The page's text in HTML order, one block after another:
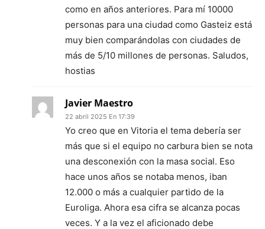
como en años anteriores. Para mí 10000
personas para una ciudad como Gasteiz está
muy bien comparándolas con ciudades de
más de 5/10 millones de personas. Saludos,
hostias
Javier Maestro
22 abril 2025 En 17:39
Yo creo que en Vitoria el tema debería ser
más que si el equipo no carbura bien se nota
una desconexión con la masa social. Eso
hace unos años se notaba menos, iban
12.000 o más a cualquier partido de la
Euroliga. Ahora esa cifra se alcanza pocas
veces. Y a la vez el aficionado debe